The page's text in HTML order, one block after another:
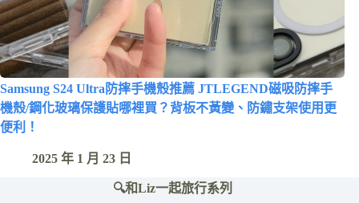
Samsung S24 Ultra防摔手機殼推薦 JTLEGEND磁吸防摔手
機殼/鋼化玻璃保護貼哪裡買？背板不黃變、防鏽支架使用更
便利！
2025 年 1 月 23 日
🔍和Liz一起旅行系列